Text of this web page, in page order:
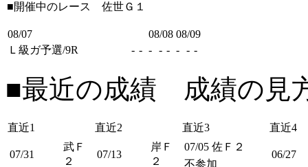
■開催中のレース 佐世Ｇ１
08/07 08/08 08/09
Ｌ級ガ予選/9R
- - - - - - - -
■最近の成績 成績の見
直近1 直近2 直近3 直近4
07/31
武Ｆ
２
07/13
岸Ｆ
２
07/05 佐Ｆ２
不参加
06/27